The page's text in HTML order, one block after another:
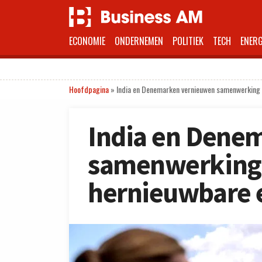
ECONOMIE ONDERNEMEN POLITIEK TECH
Hoofdpagina» India en Denemarken vernieuwen
India en
hernieuwbare